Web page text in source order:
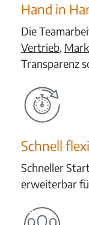
Hand in
Die
Vertrieb,
Transparenz
Schnell
Schneller
erweiterbar